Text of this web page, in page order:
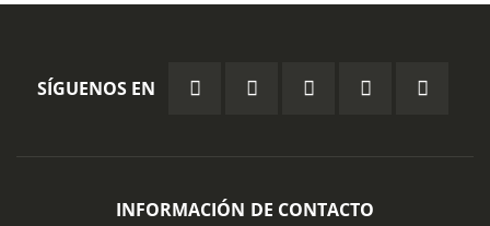
SÍGUENOS EN
INFORMACIÓN DE CONTACTO